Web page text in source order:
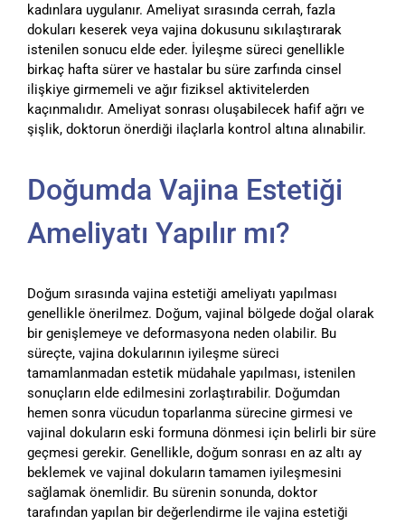
kadınlara uygulanır. Ameliyat sırasında cerrah, fazla
dokuları keserek veya vajina dokusunu sıkılaştırarak
istenilen sonucu elde eder. İyileşme süreci genellikle
birkaç hafta sürer ve hastalar bu süre zarfında cinsel
ilişkiye girmemeli ve ağır fiziksel aktivitelerden
kaçınmalıdır. Ameliyat sonrası oluşabilecek hafif ağrı ve
şişlik, doktorun önerdiği ilaçlarla kontrol altına alınabilir.
Doğumda Vajina Estetiği
Ameliyatı Yapılır mı?
Doğum sırasında vajina estetiği ameliyatı yapılması
genellikle önerilmez. Doğum, vajinal bölgede doğal olarak
bir genişlemeye ve deformasyona neden olabilir. Bu
süreçte, vajina dokularının iyileşme süreci
tamamlanmadan estetik müdahale yapılması, istenilen
sonuçların elde edilmesini zorlaştırabilir. Doğumdan
hemen sonra vücudun toparlanma sürecine girmesi ve
vajinal dokuların eski formuna dönmesi için belirli bir süre
geçmesi gerekir. Genellikle, doğum sonrası en az altı ay
beklemek ve vajinal dokuların tamamen iyileşmesini
sağlamak önemlidir. Bu sürenin sonunda, doktor
tarafından yapılan bir değerlendirme ile vajina estetiği